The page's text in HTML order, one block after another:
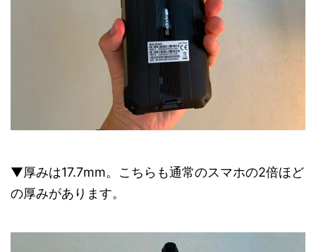
▼厚みは17.7mm。こちらも通常のスマホの2倍ほど
の厚みがあります。